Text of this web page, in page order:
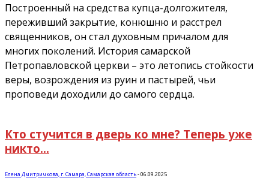
Построенный на средства купца-долгожителя,
переживший закрытие, конюшню и расстрел
священников, он стал духовным причалом для
многих поколений. История самарской
Петропавловской церкви – это летопись стойкости
веры, возрождения из руин и пастырей, чьи
проповеди доходили до самого сердца.
Кто стучится в дверь ко мне? Теперь уже
никто…
Елена Дмитричкова, г. Самара, Самарская область-06.09.2025